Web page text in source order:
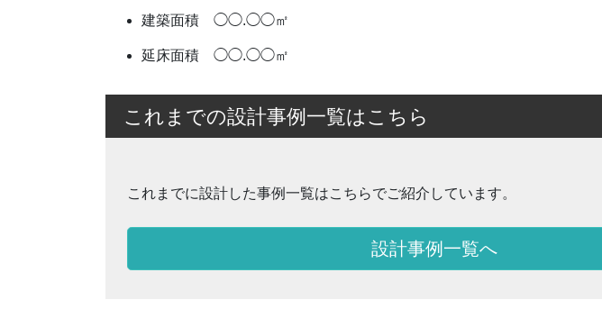
建築面積 ◯◯.◯◯㎡
延床面積 ◯◯.◯◯㎡
これまでの設計事例一覧はこちら
これまでに設計した事例一覧はこちらでご紹介しています。
設計事例一覧へ